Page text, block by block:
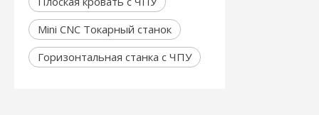
Mini CNC Токарный станок
Горизонтальная станка с ЧПУ